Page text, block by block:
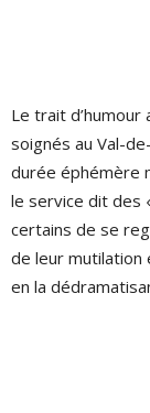
Le trait d’humour
soignés au Val-
durée éphémère
le service dit des
certains de se
de leur mutilation
en la